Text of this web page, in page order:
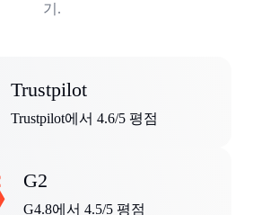
기.
Trustpilot
Trustpilot에서 4.6/5 평점
G2
G4.8에서 4.5/5 평점